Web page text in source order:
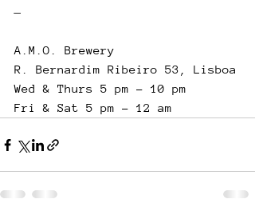
—
A.M.O. Brewery
R. Bernardim Ribeiro 53, Lisboa
Wed & Thurs 5 pm - 10 pm
Fri & Sat 5 pm - 12 am